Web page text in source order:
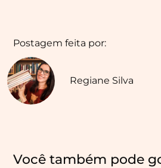
Postagem feita por:
Regiane Silva
Você também pode